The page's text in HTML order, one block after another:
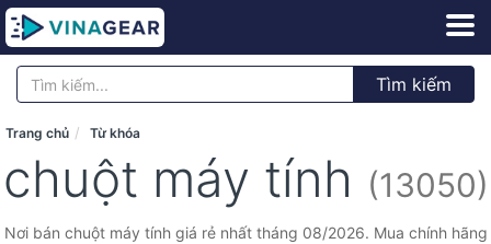
Tìm kiếm
Trang chủ Từ khóa
chuột máy tính (13050)
Nơi bán chuột máy tính giá rẻ nhất tháng 08/2026. Mua chính hãng